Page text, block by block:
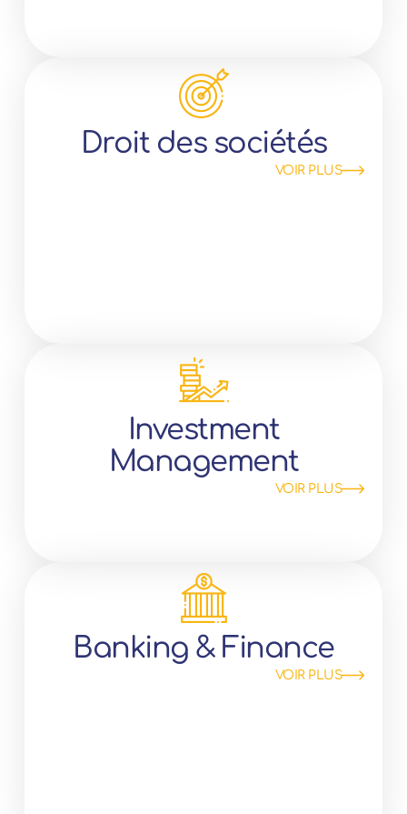
Droit des sociétés
VOIR PLUS
Investment
Management
VOIR PLUS
Banking & Finance
VOIR PLUS